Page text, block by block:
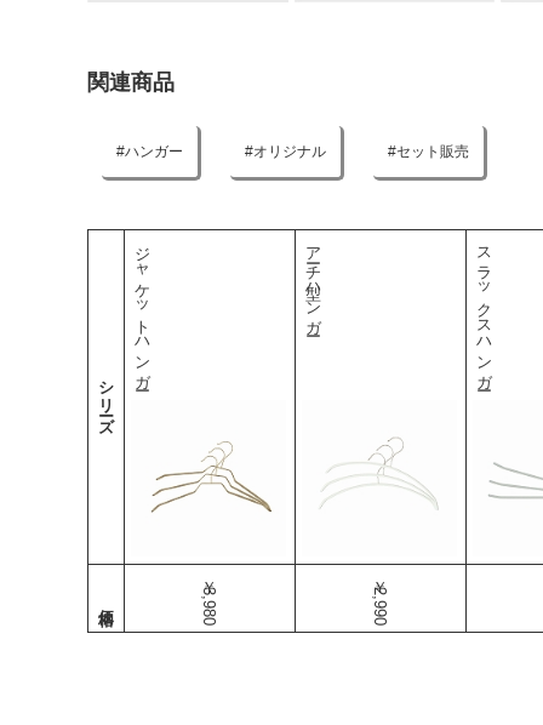
関連商品
ハンガー オリジナル セット販売
シリーズ
ジャケットハンガー
￥3,980
アーチ型ハンガー
￥2,990
スラックスハンガー